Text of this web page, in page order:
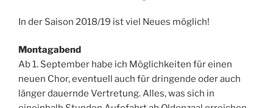
In der Saison 2018/19 ist viel Neues möglich!
Montagabend
Ab 1. September habe ich Möglichkeiten für einen
neuen Chor, eventuell auch für dringende oder auch
länger dauernde Vertretung. Alles, was sich in